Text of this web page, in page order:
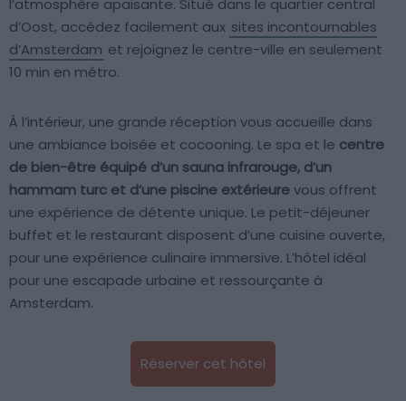
d’Oost, accédez facilement aux sites incontournables
d’Amsterdam et rejoignez le centre-ville en seulement
10 min en métro.
À l’intérieur, une grande réception vous accueille dans
une ambiance boisée et cocooning. Le spa et le centre
de bien-être équipé d’un sauna infrarouge, d’un
hammam turc et d’une piscine extérieurevous offrent
une expérience de détente unique. Le petit-déjeuner
buffet et le restaurant disposent d’une cuisine ouverte,
pour une expérience culinaire immersive. L’hôtel idéal
pour une escapade urbaine et ressourçante à
Amsterdam.
Réserver cet hôtel